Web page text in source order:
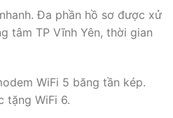
Đa phần hồ sơ được xử
tâm TP Vĩnh Yên, thời gian
WiFi 5 băng tần kép.
tặng WiFi 6.